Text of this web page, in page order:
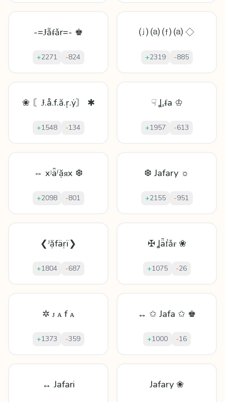
-=Ɉẵᵮǎr=- ♚
+2271 -824
⒥ ⒜ ⒡ ⒜ ◇
+2319 -885
❀ 〘Ɉ.å.f.ă.ŗ.ẏ〙 ✱
+1548 -134
☟ Ʝₐᵮа ♔
+1957 -613
⇔ xʲǟᶠặᴙx ❆
+2098 -801
❆ Jafary ☼
+2155 -951
❮ᴶặfäṛï❯
+1804 -687
✠ Ʝǟḟǎɍ ❀
+1075 -26
✲ ᴊ ᴀ f ᴀ
+1373 -359
↔ ✩ Jafa ✩ ♚
+1000 -16
↔ Jafari Jafary ❀